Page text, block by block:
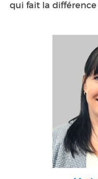
qui fait la